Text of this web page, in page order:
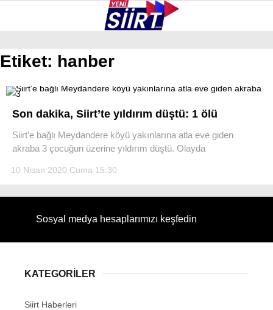
GALERİ VİDEO YAZARLAR
BAYKAN
PERVARI
ŞIRVAN
TILLO
NÖBETÇI ECZANELER
Etiket: hanber
Son dakika, Siirt’te yıldırım düştü: 1 ölü
Siirt’e bağlı Meydandere köyü yakınlarına atla eve giden
akraba 3 çocuğun üzerine yıldırım düştü. Olayda
10 Nisan 2020 Cuma 15:30
Sosyal medya hesaplarımızı keşfedin
KATEGORİLER
Siirt Haberleri